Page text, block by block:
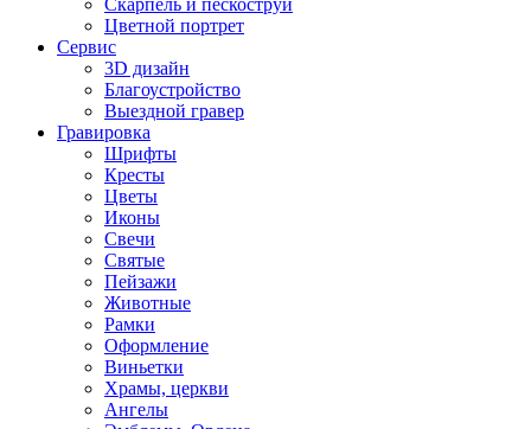
Скарпель и пескоструй
Цветной портрет
Сервис
3D дизайн
Благоустройство
Выездной гравер
Гравировка
Шрифты
Кресты
Цветы
Иконы
Свечи
Святые
Пейзажи
Животные
Рамки
Оформление
Виньетки
Храмы, церкви
Ангелы